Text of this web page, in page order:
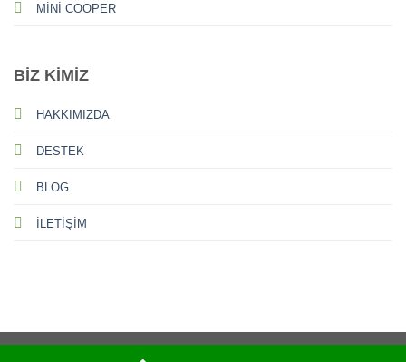
MİNİ COOPER
BİZ KİMİZ
HAKKIMIZDA
DESTEK
BLOG
İLETİŞİM